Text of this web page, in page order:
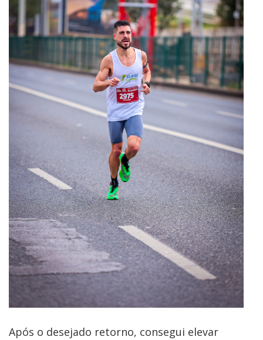
Após o desejado retorno, consegui elevar